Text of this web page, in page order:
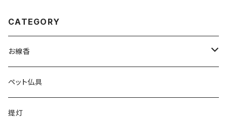
CATEGORY
お線香
実用線香
進物用線香
ペット仏具
提灯